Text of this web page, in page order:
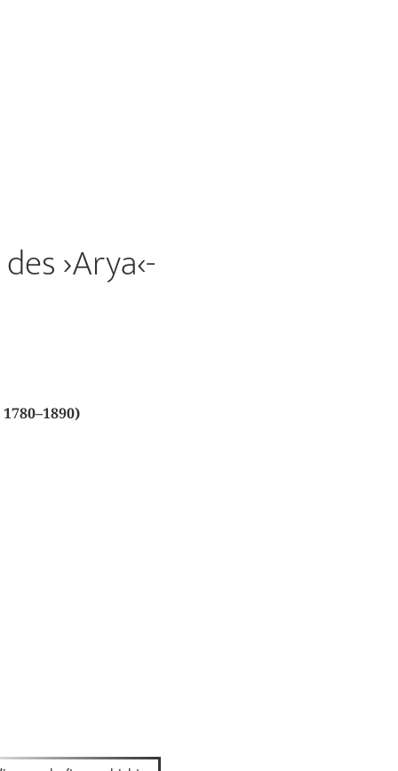
›Arya‹-